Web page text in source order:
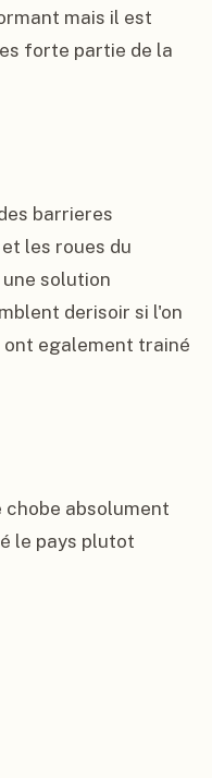
mais il est
forte partie de la
barrieres
les roues du
solution
derisoir si l'on
ont egalement trainé
absolument
le pays plutot